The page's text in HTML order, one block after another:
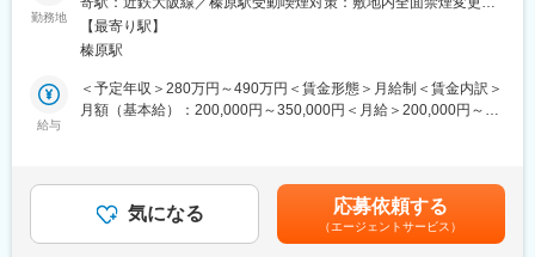
技術職を募集しております。患者様から取り出した細胞を治療用
細胞として増殖・活性化や品質検査等を行います。
※CPCと呼ばれる医療機関に併設されたクリーンルーム内での無
菌操作を伴う作業をお願いします。
※雇い入れ後の業務内容の変更の範囲、就業場所の変更範囲の詳細
培養スタッフ：9名
/男女比：3:6
20代後半～30代中盤が多い環境です。
勤務地
範囲：会社の定める事業所
【最寄り駅】
榛原駅
給与
＜予定年収＞280万円～490万円＜賃金形態＞月給制＜賃金内訳＞
月額（基本給）：200,000円～350,000円＜月給＞200,000円～
る賃金はあくまでも目安の金額であり、選考を通じて上下する可
能性があります。月給(月額)は固定手当を含めた表記です。
気になる 応募依頼する
（エージェントサービス）